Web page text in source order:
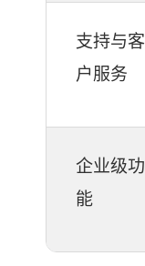
支持与客
户服务
企业级功
能